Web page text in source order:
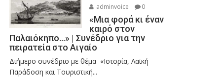
adminvoice
0
«Μια φορά κι έναν
καιρό στον
Παλαιόκηπο…» | Συνέδριο για την
πειρατεία στο Αιγαίο
Διήμερο συνέδριο με θέμα «Ιστορία, Λαϊκή
Παράδοση και Τουριστική...